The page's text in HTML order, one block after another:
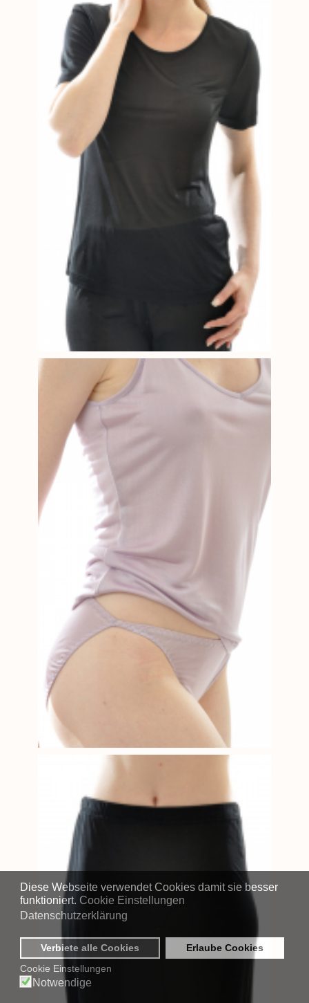
Diese Webseite verwendet Cookies damit sie besser
funktioniert. Cookie Einstellungen
Datenschutzerklärung
Verbiete alle Cookies
Erlaube Cookies
Cookie Einstellungen
Notwendige